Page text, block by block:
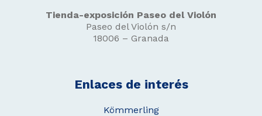
Tienda-exposición Paseo del Violón
Paseo del Violón s/n
18006 – Granada
Enlaces de interés
Kömmerling